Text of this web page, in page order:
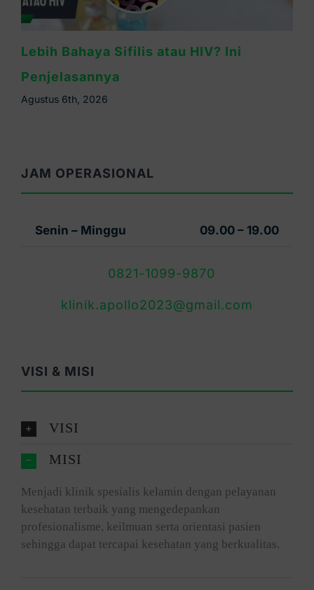
Kapan Gejala Sifilis Muncul? Ini Masa
Inkubasinya
Agustus 5th, 2026
JAM OPERASIONAL
Senin – Minggu 09.00 – 19.00
0821-1099-9870
klinik.apollo2023@gmail.com
VISI & MISI
VISI
MISI
Menjadi klinik spesialis kelamin dengan pelayanan
kesehatan terbaik yang mengedepankan
profesionalisme, keilmuan serta orientasi pasien
sehingga dapat tercapai kesehatan yang berkualitas.